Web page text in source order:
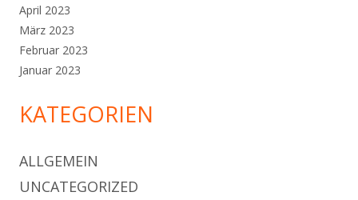
April 2023
März 2023
Februar 2023
Januar 2023
KATEGORIEN
ALLGEMEIN
UNCATEGORIZED